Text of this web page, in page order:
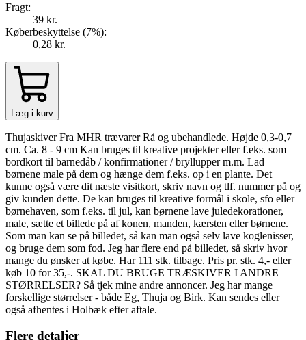
Fragt:
39 kr.
Køberbeskyttelse (7%):
0,28 kr.
Læg i kurv
Thujaskiver Fra MHR trævarer Rå og ubehandlede. Højde 0,3-0,7
cm. Ca. 8 - 9 cm Kan bruges til kreative projekter eller f.eks. som
bordkort til barnedåb / konfirmationer / bryllupper m.m. Lad
børnene male på dem og hænge dem f.eks. op i en plante. Det
kunne også være dit næste visitkort, skriv navn og tlf. nummer på og
giv kunden dette. De kan bruges til kreative formål i skole, sfo eller
børnehaven, som f.eks. til jul, kan børnene lave juledekorationer,
male, sætte et billede på af konen, manden, kærsten eller børnene.
Som man kan se på billedet, så kan man også selv lave koglenisser,
og bruge dem som fod. Jeg har flere end på billedet, så skriv hvor
mange du ønsker at købe. Har 111 stk. tilbage. Pris pr. stk. 4,- eller
køb 10 for 35,-. SKAL DU BRUGE TRÆSKIVER I ANDRE
STØRRELSER? Så tjek mine andre annoncer. Jeg har mange
forskellige størrelser - både Eg, Thuja og Birk. Kan sendes eller
også afhentes i Holbæk efter aftale.
Flere detaljer